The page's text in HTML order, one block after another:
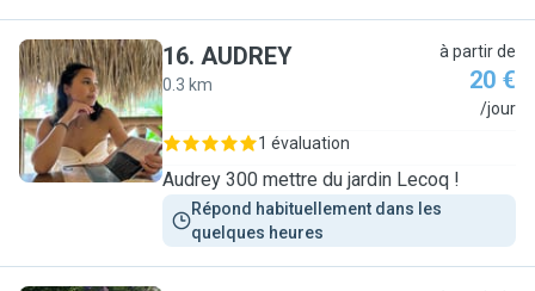
A
16. AUDREY
0.3 km
à partir de
20 €
/jour
1 évaluation
Audrey 300 mettre du jardin Lecoq !
Répond habituellement dans les
quelques heures